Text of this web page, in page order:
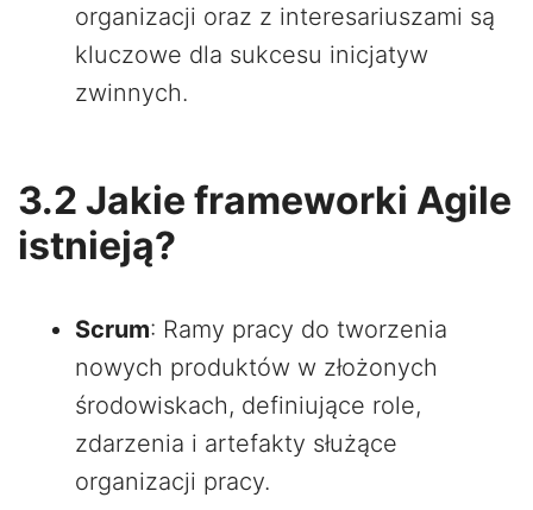
organizacji oraz z interesariuszami są
kluczowe dla sukcesu inicjatyw
zwinnych.
3.2 Jakie frameworki Agile
istnieją?
Scrum: Ramy pracy do tworzenia
nowych produktów w złożonych
środowiskach, definiujące role,
zdarzenia i artefakty służące
organizacji pracy.